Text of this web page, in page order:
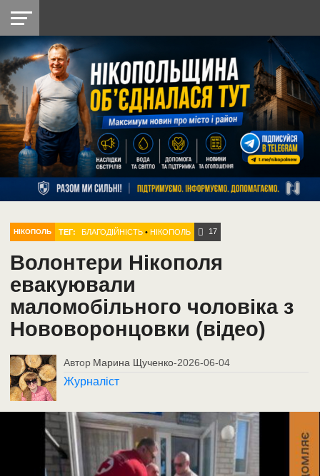
НІКОПОЛЬ
РАЙОН
СІЧЕСЛАВСЬКА
УКРАЇНА
РЕТРО
НІКОПОЛЬ
ЛАЙТ
УКРАЇНА
ДОПОМОГА
РАДІО
НІКОПОЛЬ ТЕГ: БЛАГОДІЙНІСТЬ •НІКОПОЛЬ 17
Волонтери Нікополя
евакуювали
маломобільного чоловіка з
Нововоронцовки (відео)
Автор Марина Щученко-2026-06-04
Журналіст